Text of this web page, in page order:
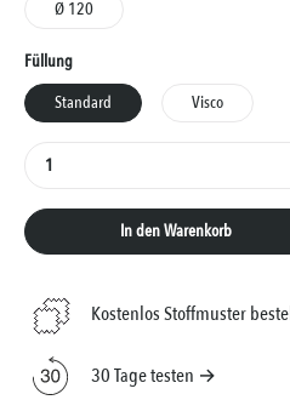
Ø 120
FüllungAuswählen
Standard
Visco
Produkt Anzahl: Gib den
In den Warenkorb
Kostenlos Stoffmuster
30 Tage testen →